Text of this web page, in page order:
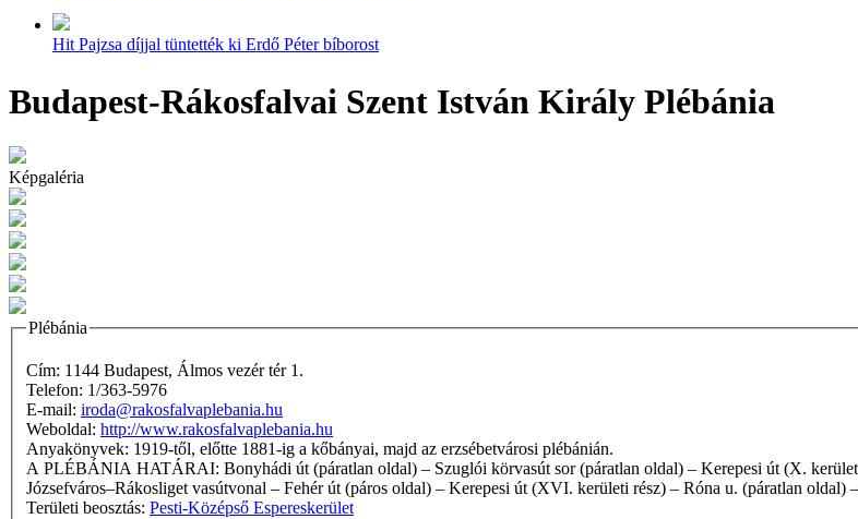
Hit Pajzsa díjjal tüntették ki Erdő Péter bíborost
Budapest-Rákosfalvai Szent István Király Plébánia
Képgaléria
Plébánia
Cím: 1144 Budapest, Álmos vezér tér 1.
Telefon: 1/363-5976
E-mail: iroda@rakosfalvaplebania.hu
Weboldal: http://www.rakosfalvaplebania.hu
Anyakönyvek: 1919-től, előtte 1881-ig a kőbányai, majd az erzsébetvárosi plébánián.
A PLÉBÁNIA HATÁRAI: Bonyhádi út (páratlan oldal) – Szuglói körvasút sor (páratlan oldal) – Kerepesi út (X. kerületi rész) – Sárgarózsa u. – Pesti határút (erdő, lakó nincs) – Határhalom u. –
Józsefváros–Rákosliget vasútvonal – Fehér út (páros oldal) – Kerepesi út (XVI. kerületi rész) – Róna u. (páratlan
Területi beosztás: Pesti-Középső Espereskerület